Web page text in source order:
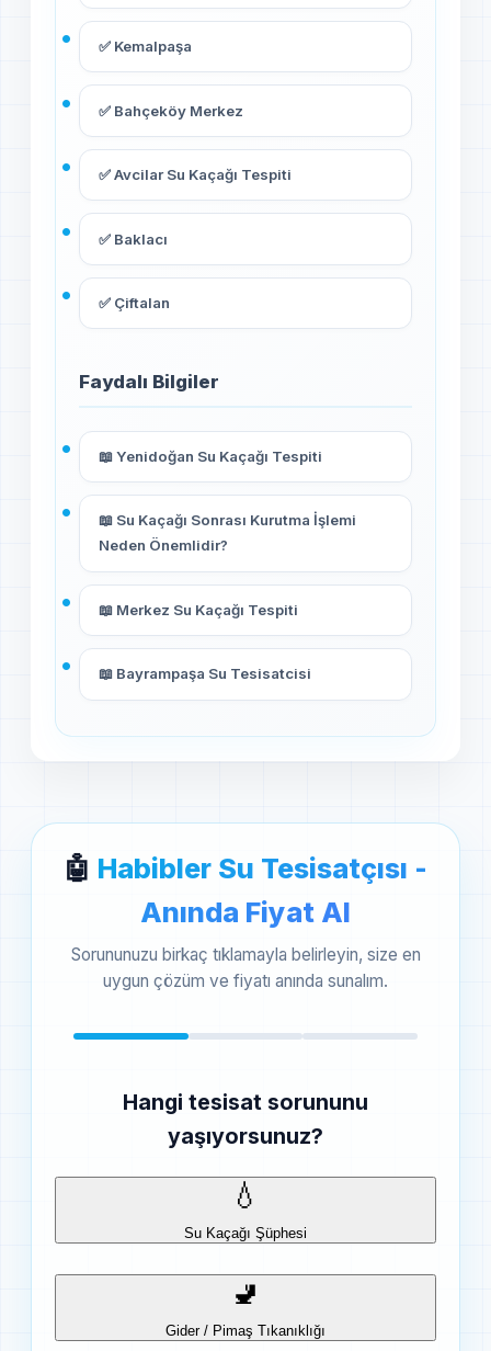
✅ Kemalpaşa
✅ Bahçeköy Merkez
✅ Avcilar Su Kaçağı Tespiti
✅ Baklacı
✅ Çiftalan
Faydalı Bilgiler
📖 Yenidoğan Su Kaçağı Tespiti
📖 Su Kaçağı Sonrası Kurutma İşlemi
Neden Önemlidir?
📖 Merkez Su Kaçağı Tespiti
📖 Bayrampaşa Su Tesisatcisi
🤖 Habibler Su Tesisatçısı -
Anında Fiyat Al
Sorununuzu birkaç tıklamayla belirleyin, size en
uygun çözüm ve fiyatı anında sunalım.
Hangi tesisat sorununu
yaşıyorsunuz?
💧
Su Kaçağı Şüphesi
🚽
Gider / Pimaş Tıkanıklığı